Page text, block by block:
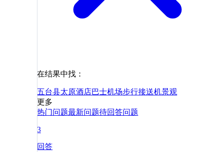
在结果中找：
五台县太原酒店巴士机场步行接送机景观
更多
热门问题最新问题待回答问题
3
回答